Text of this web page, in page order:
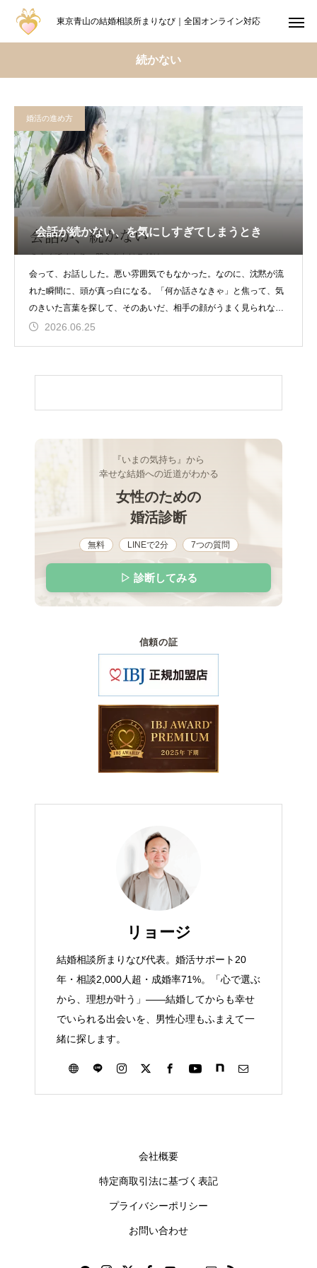
東京青山の結婚相談所まりなび｜全国オンライン対応
続かない
婚活の進め方
会話が続かない、を気にしすぎてしまうとき
会って、お話しした。悪い雰囲気でもなかった。なのに、沈黙が流
れた瞬間に、頭が真っ白になる。「何か話さなきゃ」と焦って、気
のきいた言葉を探して、そのあいだ、相手の顔がうまく見られなく
なる。2026.06.25
『いまの気持ち』から
幸せな結婚への近道がわかる
女性のための
婚活診断
無料 LINEで2分 7つの質問
▷ 診断してみる
信頼の証
リョージ
結婚相談所まりなび代表。婚活サポート20
年・相談2,000人超・成婚率71%。「心で選ぶ
から、理想が叶う」——結婚してからも幸せ
でいられる出会いを、男性心理もふまえて一
緒に探します。
会社概要
特定商取引法に基づく表記
プライバシーポリシー
お問い合わせ